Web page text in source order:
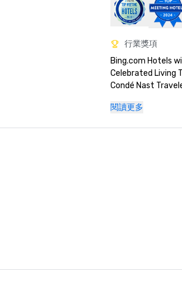
行業獎項
Bing.com Hotels
Celebrated Living
Condé Nast
Las Vegas Review
閱讀更多